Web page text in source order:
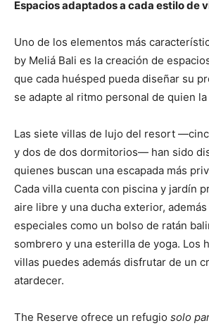
Espacios adaptados a cada estilo de
Uno de los elementos más
by Meliá Bali es la creación de
que cada huésped pueda diseñar su
se adapte al ritmo personal de quien la
Las siete villas de lujo del resort
y dos de dos dormitorios— han sido
quienes buscan una escapada más
Cada villa cuenta con piscina y jardín
aire libre y una ducha exterior,
especiales como un bolso de ratán
sombrero y una esterilla de yoga. Los
villas puedes además disfrutar de un
atardecer.
The Reserve ofrece un refugio solo